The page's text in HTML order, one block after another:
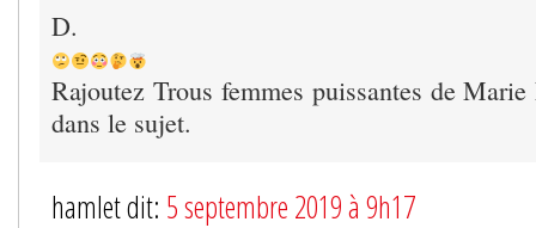
D.
Rajoutez Trous femmes puissantes de Marie
dans le sujet.
hamlet dit: 5 septembre 2019 à 9h17